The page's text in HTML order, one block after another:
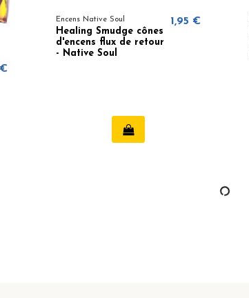
Encens Native Soul
Healing Smudge cônes
d'encens flux de retour
- Native Soul
1,95 €